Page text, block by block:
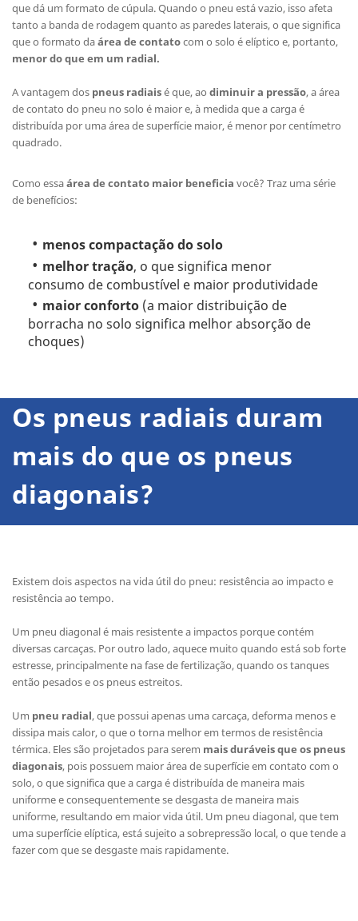
que dá um formato de cúpula. Quando o pneu está vazio, isso afeta
tanto a banda de rodagem quanto as paredes laterais, o que significa
que o formato daárea de contatocom o solo é elíptico e, portanto,
menor do que em um radial.
A vantagem dos pneus radiaisé que, ao diminuir a pressão, a área
de contato do pneu no solo é maior e, à medida que a carga é
distribuída por uma área de superfície maior, é menor por centímetro
quadrado.
Como essaárea de contato maior beneficia você? Traz uma série
de benefícios:
menos compactação do solo
melhor tração, o que significa menor
consumo de combustível e maior produtividade
maior conforto (a maior distribuição de
borracha no solo significa melhor absorção de
choques)
Os pneus radiais duram
mais do que os pneus
diagonais?
Existem dois aspectos na vida útil do pneu: resistência ao impacto e
resistência ao tempo.
Um pneu diagonal é mais resistente a impactos porque contém
diversas carcaças. Por outro lado, aquece muito quando está sob forte
estresse, principalmente na fase de fertilização, quando os tanques
então pesados e os pneus estreitos.
Um pneu radial, que possui apenas uma carcaça, deforma menos e
dissipa mais calor, o que o torna melhor em termos de resistência
térmica. Eles são projetados para serem mais duráveis que os pneus
diagonais, pois possuem maior área de superfície em contato com o
solo, o que significa que a carga é distribuída de maneira mais
uniforme e consequentemente se desgasta de maneira mais
uniforme, resultando em maior vida útil. Um pneu diagonal, que tem
uma superfície elíptica, está sujeito a sobrepressão local, o que tende a
fazer com que se desgaste mais rapidamente.